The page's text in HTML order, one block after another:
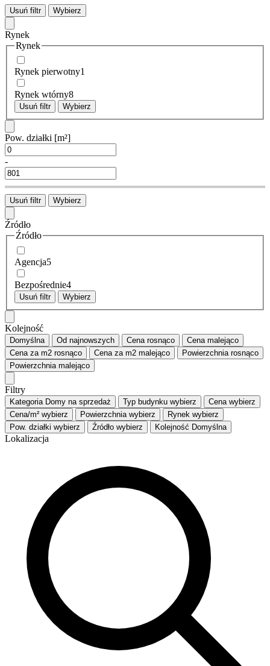
Usuń filtr Wybierz
Rynek
Rynek
Rynek pierwotny1
Rynek wtórny8
Usuń filtr Wybierz
Pow. działki [m²]
-
Usuń filtr Wybierz
Źródło
Źródło
Agencja5
Bezpośrednie4
Usuń filtr Wybierz
Kolejność
Domyślna Od najnowszych Cena rosnąco Cena malejąco
Cena za m2 rosnąco Cena za m2 malejąco Powierzchnia rosnąco
Powierzchnia malejąco
Filtry
Kategoria Domy na sprzedaż Typ budynku wybierz Cena wybierz
Cena/m² wybierz Powierzchnia wybierz Rynek wybierz
Pow. działki wybierz Źródło wybierz Kolejność Domyślna
Lokalizacja